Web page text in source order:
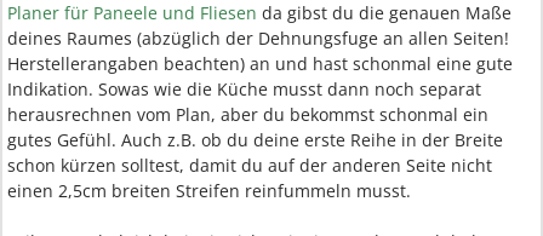
Planer für Paneele und Fliesen da gibst du die genauen Maße
deines Raumes (abzüglich der Dehnungsfuge an allen Seiten!
Herstellerangaben beachten) an und hast schonmal eine gute
Indikation. Sowas wie die Küche musst dann noch separat
herausrechnen vom Plan, aber du bekommst schonmal ein
gutes Gefühl. Auch z.B. ob du deine erste Reihe in der Breite
schon kürzen solltest, damit du auf der anderen Seite nicht
einen 2,5cm breiten Streifen reinfummeln musst.